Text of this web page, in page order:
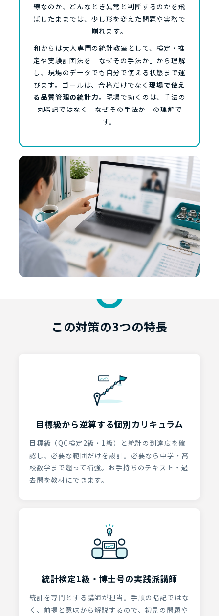
線なのか、どんなとき異常と判断するのかを飛
ばしたままでは、少し形を変えた問題や実務で
崩れます。
和からは大人専門の統計教室として、検定・推
定や実験計画法を「なぜその手法か」から理解
し、現場のデータでも自分で使える状態まで運
びます。ゴールは、合格だけでなく現場で使え
る品質管理の統計力。現場で効くのは、手法の
丸暗記ではなく「なぜその手法か」の理解で
す。
この対策の3つの特長
目標級から逆算する個別カリキュラム
目標級（QC検定2級・1級）と統計の到達度を確
認し、必要な範囲だけを設計。必要なら中学・高
校数学まで遡って補強。お手持ちのテキスト・過
去問を教材にできます。
統計検定1級・博士号の実践派講師
統計を専門とする講師が担当。手順の暗記ではな
く、前提と意味から解説するので、初見の問題や